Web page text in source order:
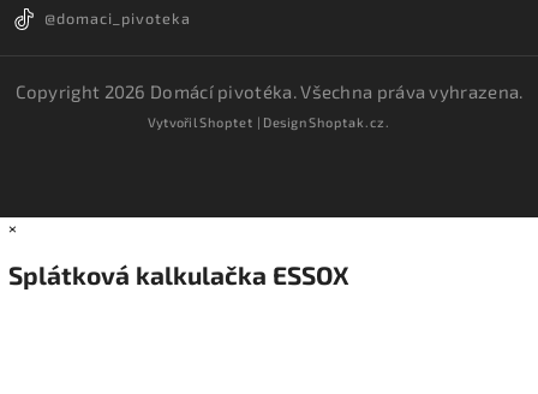
@domaci_pivoteka
Copyright 2026 Domácí pivotéka. Všechna práva vyhrazena.
VytvořilShoptet | DesignShoptak.cz.
×
Splátková kalkulačka ESSOX